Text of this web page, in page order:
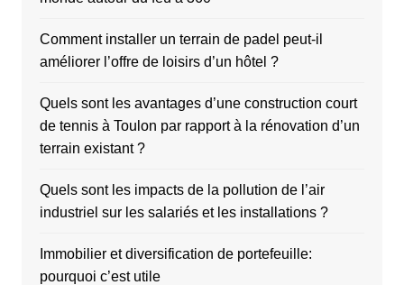
Comment installer un terrain de padel peut-il
améliorer l’offre de loisirs d’un hôtel ?
Quels sont les avantages d’une construction court
de tennis à Toulon par rapport à la rénovation d’un
terrain existant ?
Quels sont les impacts de la pollution de l’air
industriel sur les salariés et les installations ?
Immobilier et diversification de portefeuille:
pourquoi c’est utile